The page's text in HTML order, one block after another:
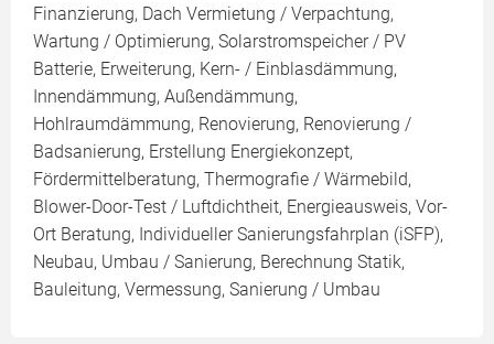
Finanzierung, Dach Vermietung / Verpachtung,
Wartung / Optimierung, Solarstromspeicher / PV
Batterie, Erweiterung, Kern- / Einblasdämmung,
Innendämmung, Außendämmung,
Hohlraumdämmung, Renovierung, Renovierung /
Badsanierung, Erstellung Energiekonzept,
Fördermittelberatung, Thermografie / Wärmebild,
Blower-Door-Test / Luftdichtheit, Energieausweis, Vor-
Ort Beratung, Individueller Sanierungsfahrplan (iSFP),
Neubau, Umbau / Sanierung, Berechnung Statik,
Bauleitung, Vermessung, Sanierung / Umbau